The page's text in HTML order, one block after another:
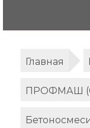
Главная
ПРОФМАШ